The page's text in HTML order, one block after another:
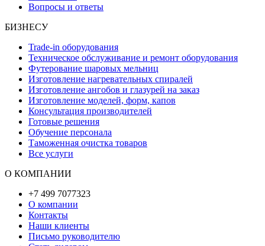
Вопросы и ответы
БИЗНЕСУ
Trade-in оборудования
Техническое обслуживание и ремонт оборудования
Футерование шаровых мельниц
Изготовление нагревательных спиралей
Изготовление ангобов и глазурей на заказ
Изготовление моделей, форм, капов
Консультация производителей
Готовые решения
Обучение персонала
Таможенная очистка товаров
Все услуги
О КОМПАНИИ
+7 499 7077323
О компании
Контакты
Наши клиенты
Письмо руководителю